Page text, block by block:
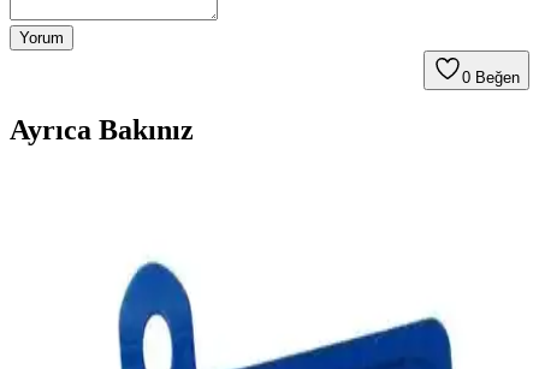
Yorum
0 Beğen
Ayrıca Bakınız
Karşılaştırması
İki kablosuz dik süpürge modeli olan Grundig VCP 7330 ve Stanley
SFMCVS001D1'in güç, kullanım süresi ve tasarım özellikleri